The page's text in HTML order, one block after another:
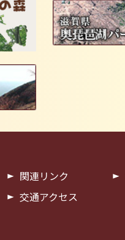
関連リンク
交通アクセス